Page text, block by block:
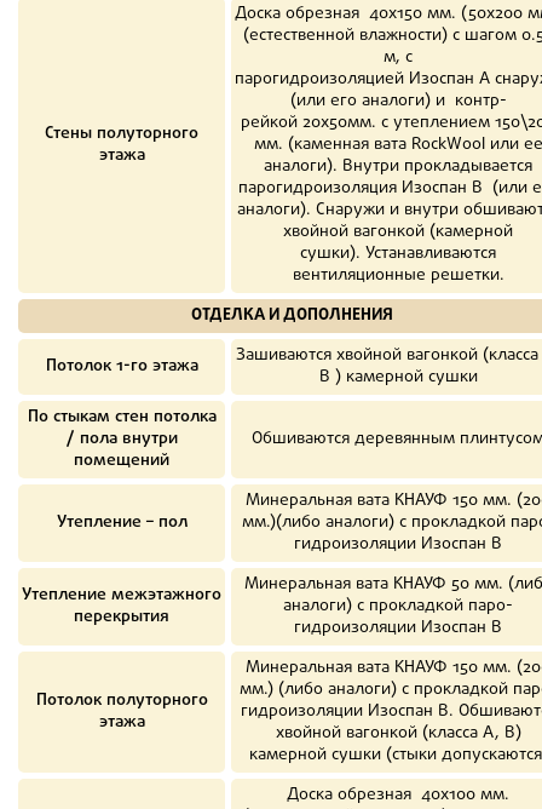
Стены полуторного
этажа
Доска обрезная 40х150 мм. (50х200
(естественной влажности) с шагом
м, с
парогидроизоляцией Изоспан A
(или его аналоги) и контр-
рейкой 20х50мм. с утеплением
мм. (каменная вата RockWool или ее
аналоги). Внутри прокладывается
парогидроизоляция Изоспан B (или
аналоги). Снаружи и внутри
хвойной вагонкой (камерной
сушки). Устанавливаются
вентиляционные решетки.
ОТДЕЛКА И ДОПОЛНЕНИЯ
Потолок 1-го этажа
Зашиваются хвойной вагонкой
В ) камерной сушки
По стыкам стен потолка
/ пола внутри
помещений
Обшиваются деревянным
Утепление – пол
Минеральная вата КНАУФ 150 мм.
мм.)(либо аналоги) с прокладкой
гидроизоляции Изоспан В
Утепление межэтажного
перекрытия
Минеральная вата КНАУФ 50 мм.
аналоги) с прокладкой паро-
гидроизоляции Изоспан В
Потолок полуторного
этажа
Минеральная вата КНАУФ 150 мм.
мм.) (либо аналоги) с прокладкой
гидроизоляции Изоспан B.
хвойной вагонкой (класса А, В)
камерной сушки (стыки
Доска обрезная 40х100 мм.